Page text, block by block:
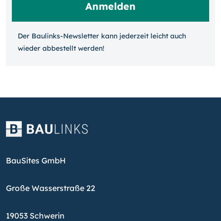
Der Baulinks-Newsletter kann jeder­zeit leicht auch
wieder ab­bestellt werden!
BauSites GmbH
Große Wasserstraße 22
19053 Schwerin